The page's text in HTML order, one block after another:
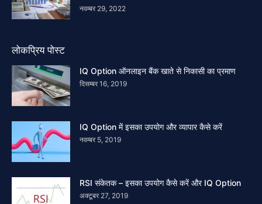
नवम्बर 29, 2022
लोकप्रिय पोस्ट
IQ Option ऑनलाइन बैंक खाते से निकासी का प्रमाण
दिसम्बर 16, 2019
IQ Option में इसका उपयोग और व्यापार कैसे करें
नवम्बर 5, 2019
RSI संकेतक – इसका उपयोग कैसे करें और IQ Option
अक्टूबर 27, 2019